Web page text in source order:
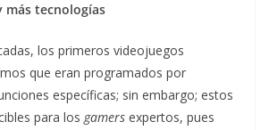
más tecnologías
los primeros videojuegos
que eran programados por
específicas; sin embargo; estos
para los gamers expertos, pues